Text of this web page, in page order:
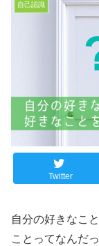
自己認識
Twitter
自分の好きなこ
ことってなんだ